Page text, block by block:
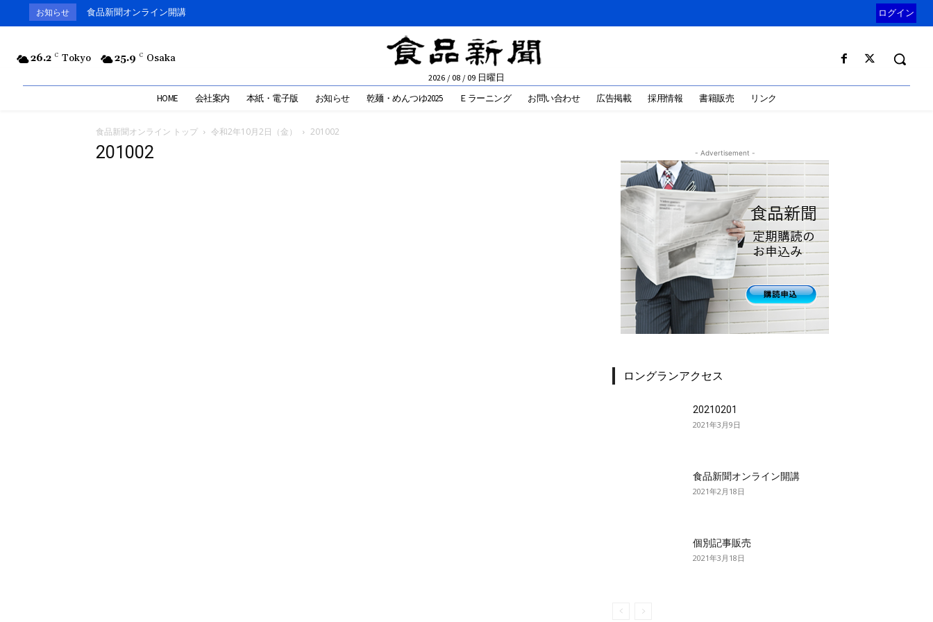
お知らせ 食品新聞オンライン開講 ログイン
26.2 C Tokyo 25.9 C Osaka
2026 / 08 / 09 日曜日
HOME 会社案内 本紙・電子版 お知らせ 乾麺・めんつゆ2025 Ｅラーニング お問い合わせ 広告掲載 採用情報 書籍販売 リンク
食品新聞オンライン トップ 令和2年10月2日（金） 201002
201002 - Advertisement -
ロングランアクセス
20210201
2021年3月9日
食品新聞オンライン開講
2021年2月18日
個別記事販売
2021年3月18日